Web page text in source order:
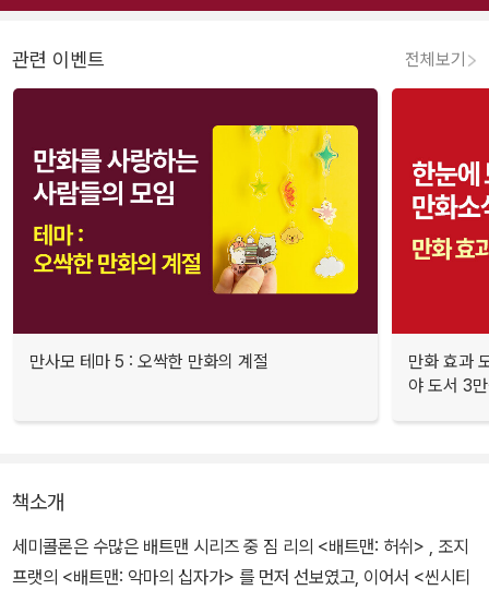
관련 이벤트 전체보기
만사모 테마 5 : 오싹한 만화의 계절
만화 효과
야 도서 3
책소개
세미콜론은 수많은 배트맨 시리즈 중 짐 리의 <배트맨: 허쉬> , 조지
프랫의 <배트맨: 악마의 십자가> 를 먼저 선보였고, 이어서 <씬시티